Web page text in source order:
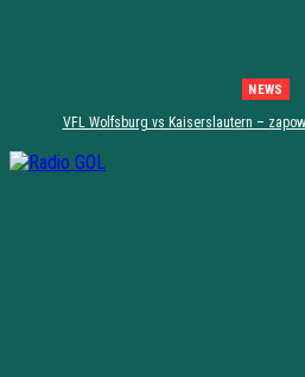
NEWS
VFL Wolfsburg vs Kaiserslautern –